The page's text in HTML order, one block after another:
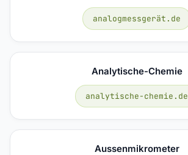
analogmessgerät.de
Analytische-Chemie
analytische-chemie.de
Aussenmikrometer